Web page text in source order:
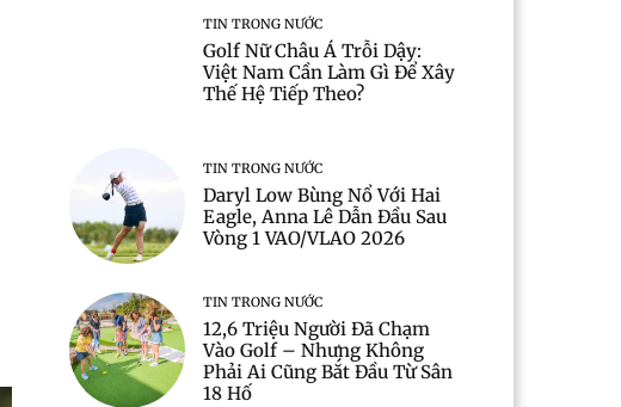
TIN TRONG NƯỚC
Golf Nữ Châu Á Trỗi Dậy:
Việt Nam Cần Làm Gì Để Xây
Thế Hệ Tiếp Theo?
TIN TRONG NƯỚC
Daryl Low Bùng Nổ Với Hai
Eagle, Anna Lê Dẫn Đầu Sau
Vòng 1 VAO/VLAO 2026
TIN TRONG NƯỚC
12,6 Triệu Người Đã Chạm
Vào Golf – Nhưng Không
Phải Ai Cũng Bắt Đầu Từ Sân
18 Hố